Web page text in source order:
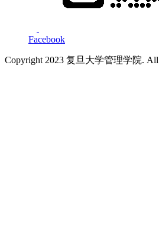
Facebook
Copyright 2023 复旦大学管理学院. All